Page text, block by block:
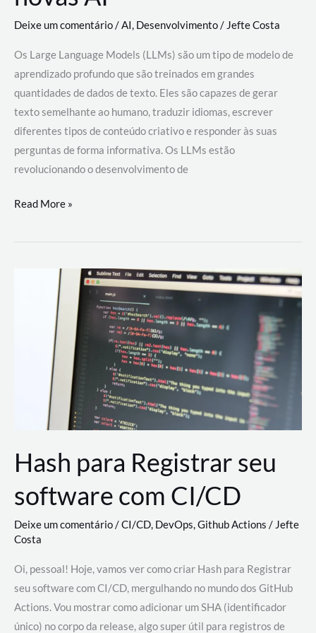
Deixe um comentário/AI, Desenvolvimento/ Jefte Costa
Os Large Language Models (LLMs) são um tipo de modelo de
aprendizado profundo que são treinados em grandes
quantidades de dados de texto. Eles são capazes de gerar
texto semelhante ao humano, traduzir idiomas, escrever
diferentes tipos de conteúdo criativo e responder às suas
perguntas de forma informativa. Os LLMs estão
revolucionando o desenvolvimento de
Large
Models
revolucionando
desenvolvimento
Read More »
Hash para Registrar seu
software com CI/CD
Deixe um comentário/CI/CD, DevOps,Github Actions /Jefte
Costa
Oi, pessoal! Hoje, vamos ver como criar Hash para Registrar
seu software com CI/CD, mergulhando no mundo dos GitHub
Actions. Vou mostrar como adicionar um SHA (identificador
único) no corpo da release, algo super útil para registros de